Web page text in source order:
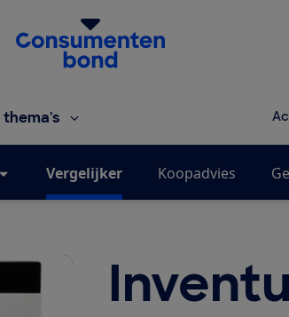
Homepage van de Consumentenbond
thema's
Vergelijker Koopadvies